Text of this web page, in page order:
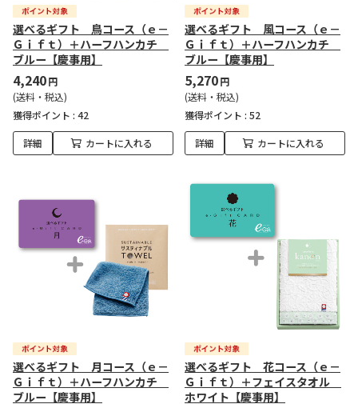
選べるギフト 鳥コース（ｅ－
Ｇｉｆｔ）＋ハーフハンカチ
ブルー【慶事用】
4,240円
(送料・税込)
獲得ポイント : 42
詳細 カートに入れる
選べるギフト 風コース（ｅ－
Ｇｉｆｔ）＋ハーフハンカチ
ブルー【慶事用】
5,270円
(送料・税込)
獲得ポイント : 52
詳細 カートに入れる
選べるギフト 月コース（ｅ－
Ｇｉｆｔ）＋ハーフハンカチ
ブルー【慶事用】
選べるギフト 花コース（ｅ－
Ｇｉｆｔ）＋フェイスタオル
ホワイト【慶事用】